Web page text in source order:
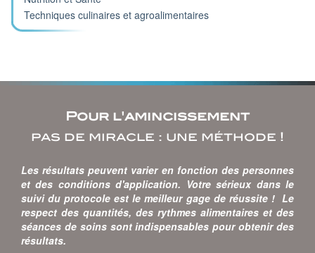
Techniques culinaires et agroalimentaires
Pour l'amincissement
pas de miracle : une méthode !
Les résultats peuvent varier en fonction des personnes
et des conditions d'application. Votre sérieux dans le
suivi du protocole est le meilleur gage de réussite ! Le
respect des quantités, des rythmes alimentaires et des
séances de soins sont indispensables pour obtenir des
résultats.